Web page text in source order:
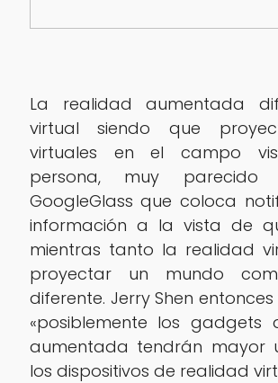
La realidad aumentada
virtual siendo que
virtuales en el campo
persona, muy
GoogleGlass que coloca
información a la vista de
mientras tanto la realidad
proyectar un mundo
diferente. Jerry Shen
«posiblemente los gadgets
aumentada tendrán mayor
los dispositivos de realidad